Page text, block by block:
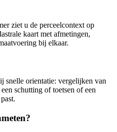
ziet u de perceelcontext op
kaart met afmetingen,
bij elkaar.
snelle orientatie: vergelijken van
schutting of toetsen of een